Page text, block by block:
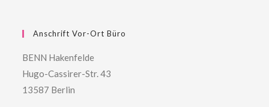
Anschrift Vor-Ort Büro
BENN Hakenfelde
Hugo-Cassirer-Str. 43
13587 Berlin